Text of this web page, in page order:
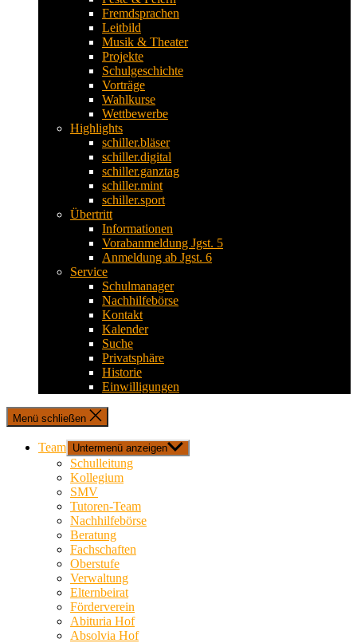
Fremdsprachen
Leitbild
Musik & Theater
Projekte
Schulgeschichte
Vorträge
Wahlkurse
Wettbewerbe
Highlights
schiller.bläser
schiller.digital
schiller.ganztag
schiller.mint
schiller.sport
Übertritt
Informationen
Vorabanmeldung Jgst. 5
Anmeldung ab Jgst. 6
Service
Schulmanager
Nachhilfebörse
Kontakt
Kalender
Suche
Privatsphäre
Historie
Einwilligungen
Menü schließen
Team Untermenü anzeigen
Schulleitung
Kollegium
SMV
Tutoren-Team
Nachhilfebörse
Beratung
Fachschaften
Oberstufe
Verwaltung
Elternbeirat
Förderverein
Abituria Hof
Absolvia Hof